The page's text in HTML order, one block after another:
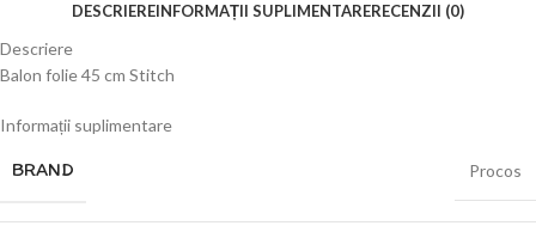
DESCRIEREINFORMAȚII SUPLIMENTARERECENZII (0)
Descriere
Balon folie 45 cm Stitch
Informații suplimentare
BRAND Procos